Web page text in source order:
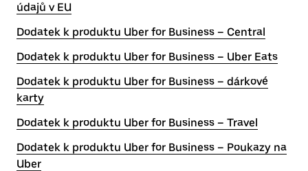
údajů v EU
Dodatek k produktu Uber for Business – Central
Dodatek k produktu Uber for Business – Uber Eats
Dodatek k produktu Uber for Business – dárkové
karty
Dodatek k produktu Uber for Business – Travel
Dodatek k produktu Uber for Business – Poukazy na
Uber